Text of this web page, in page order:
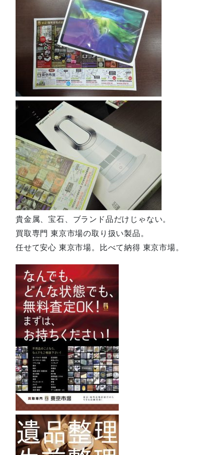
貴金属、宝石、ブランド品だけじゃない。
買取専門 東京市場の取り扱い製品。
任せて安心 東京市場。比べて納得 東京市場。